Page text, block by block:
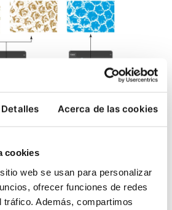
Detalles Acerca de las cookies
cookies
web se usan para personalizar
ofrecer funciones de redes
Además, compartimos
convierte el arte final a
voilá.
de Gran Formato a
vectorizada